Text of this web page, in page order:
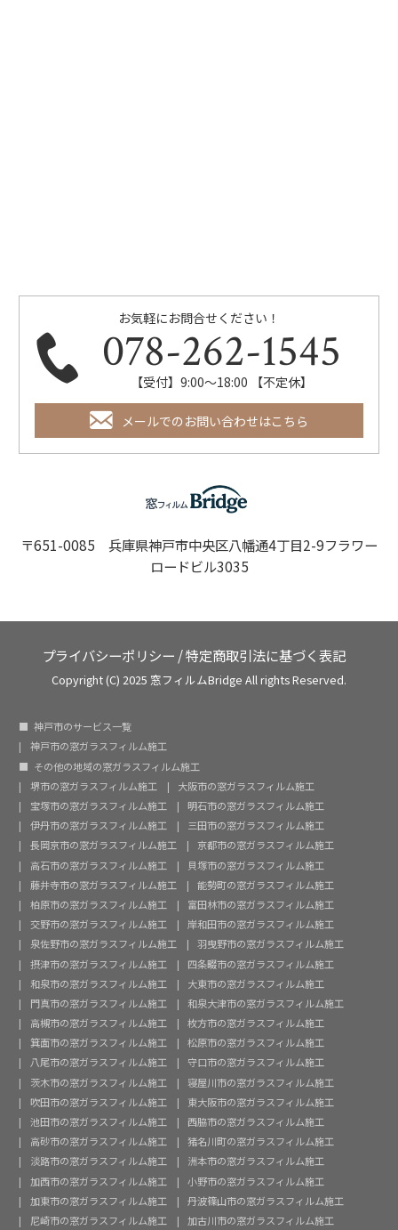
お気軽にお問合せください！
078-262-1545
【受付】9:00～18:00 【不定休】
メールでのお問い合わせはこちら
〒651-0085 兵庫県神戸市中央区八幡通4丁目2-9フラワー
ロードビル3035
プライバシーポリシー /特定商取引法に基づく表記
Copyright (C) 2025 窓フィルムBridge All rights Reserved.
神戸市のサービス一覧
神戸市の窓ガラスフィルム施工
その他の地域の窓ガラスフィルム施工
堺市の窓ガラスフィルム施工
大阪市の窓ガラスフィルム施工
宝塚市の窓ガラスフィルム施工
明石市の窓ガラスフィルム施工
伊丹市の窓ガラスフィルム施工
三田市の窓ガラスフィルム施工
長岡京市の窓ガラスフィルム施工
京都市の窓ガラスフィルム施工
高石市の窓ガラスフィルム施工
貝塚市の窓ガラスフィルム施工
藤井寺市の窓ガラスフィルム施工
能勢町の窓ガラスフィルム施工
柏原市の窓ガラスフィルム施工
富田林市の窓ガラスフィルム施工
交野市の窓ガラスフィルム施工
岸和田市の窓ガラスフィルム施工
泉佐野市の窓ガラスフィルム施工
羽曳野市の窓ガラスフィルム施工
摂津市の窓ガラスフィルム施工
四条畷市の窓ガラスフィルム施工
和泉市の窓ガラスフィルム施工
大東市の窓ガラスフィルム施工
門真市の窓ガラスフィルム施工
和泉大津市の窓ガラスフィルム施工
高槻市の窓ガラスフィルム施工
枚方市の窓ガラスフィルム施工
箕面市の窓ガラスフィルム施工
松原市の窓ガラスフィルム施工
八尾市の窓ガラスフィルム施工
守口市の窓ガラスフィルム施工
茨木市の窓ガラスフィルム施工
寝屋川市の窓ガラスフィルム施工
吹田市の窓ガラスフィルム施工
東大阪市の窓ガラスフィルム施工
池田市の窓ガラスフィルム施工
西脇市の窓ガラスフィルム施工
高砂市の窓ガラスフィルム施工
猪名川町の窓ガラスフィルム施工
淡路市の窓ガラスフィルム施工
洲本市の窓ガラスフィルム施工
加西市の窓ガラスフィルム施工
小野市の窓ガラスフィルム施工
加東市の窓ガラスフィルム施工
丹波篠山市の窓ガラスフィルム施工
尼崎市の窓ガラスフィルム施工
加古川市の窓ガラスフィルム施工